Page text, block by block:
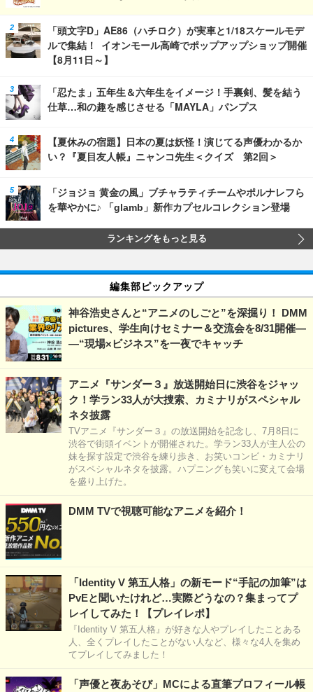
「頭文字D」AE86（ハチロク）が実車と1/18スケールモデ
ルで集結！ イオンモール高崎でポップアップショップ開催
【8月11日～】
「忍たま」五年生＆六年生をイメージ！手裏剣、髪を結う
仕草…和の趣を感じさせる「MAYLA」パンプス
【夏休みの宿題】日本の夏は妖怪！演じてる声優わかるか
い？『夏目友人帳』ニャンコ先生＜クイズ 第2回＞
「ジョジョ 黄金の風」ブチャラティチームやポルナレフら
を華やかに♪ 「glamb」新作カプセルコレクション登場
ランキングをもっと見る
編集部ピックアップ
神谷浩史さんと“アニメのしごと”を深掘り！ DMM
pictures、学生向けセミナー＆交流会を8/31開催―
―“現場×ビジネス”を一夜でキャッチ
アニメ『サンダー３』放送開始日に渋谷をジャッ
ク！学ラン33人が大捜索、カミナリがスペシャル
ネタ披露
TVアニメ『サンダー３』の放送開始を記念し、7月8日に
渋谷で街頭イベントが開催された。学ラン33人が主人公の
妹を探す設定で渋谷を練り歩き、お笑いコンビ・カミナリ
がスペシャルネタを披露。ハプニングも笑いに変えて会場
を盛り上げた。
DMM TVで視聴可能なアニメを紹介！
「Identity V 第五人格」の新モード“手記の加筆”は
PvEと聞いたけれど…実際どうなの？集まってプ
レイしてみた！【プレイレポ】
『Identity V 第五人格』が好きな人やプレイしたことある
人、全くプレイしたことがない人など、様々な4人を集め
てプレイしてみました！
「声優と夜あそび」MCによる直筆プロフィール帳